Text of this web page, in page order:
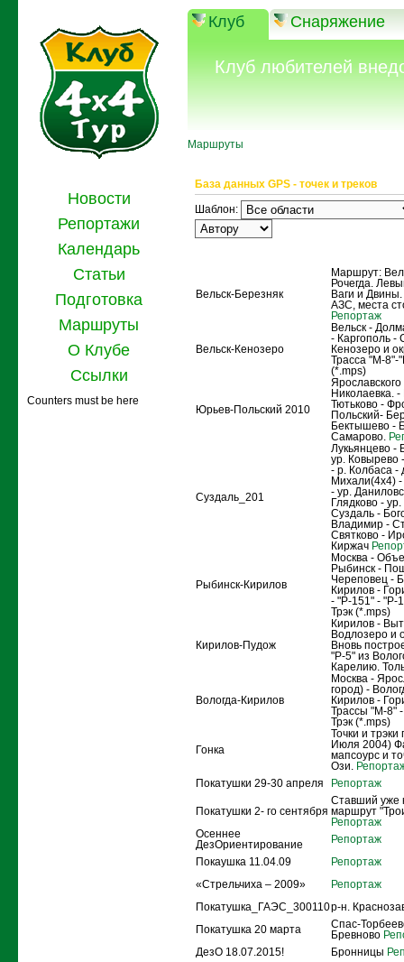
Клуб Снаряжение
Клуб любителей
Маршруты
Новости
Репортажи
Календарь
Статьи
Подготовка
Маршруты
О Клубе
Ссылки
Counters must be here
База данных GPS - точек и треков
Шаблон:
Вельск-Березняк
Маршрут:
Рочегда.
Ваги и Двины.
АЗС, места
Репортаж
Вельск-Кенозеро
Вельск -
- Каргополь -
Кенозеро и
Трасса "M-8"-
(*.mps)
Юрьев-Польский 2010
Николаевка.
Тютьково -
Польский-
Бектышево -
Самарово.
Суздаль_201
Лукьянцево -
ур. Ковырево
- р. Колбаса -
Михали(4x4)
- ур.
Глядково -
Суздаль -
Владимир -
Святково -
Киржач
Рыбинск-Кирилов
Москва -
Рыбинск -
Череповец -
Кирилов -
- "Р-151" - "Р-
Трэк (*.mps)
Кирилов-Пудож
Кирилов -
Водлозеро и
Вновь
"Р-5" из
Карелию.
Вологда-Кирилов
Москва -
город) -
Кирилов -
Трассы "М-8" -
Трэк (*.mps)
Гонка
Точки и трэки
Июля 2004)
мапсоурс и
Ози.
Покатушки 29-30 апреля
Репортаж
Покатушки 2- го сентября
Ставший уже
маршрут
Репортаж
Осеннее
ДезОриентирование
Репортаж
Покаушка 11.04.09
Репортаж
«Стрельчиха – 2009»
Репортаж
Покатушка_ГАЭС_300110р-н.
Покатушка 20 марта
Спас-
Бревново
ДезО 18.07.2015!
Бронницы